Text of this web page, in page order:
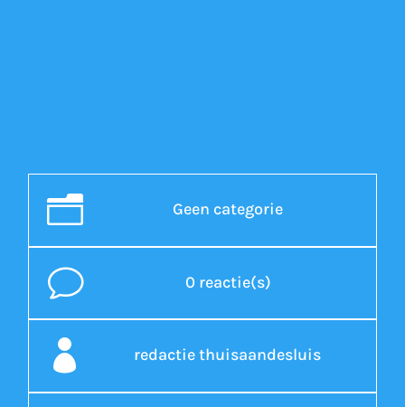
n Geen categorie
v 0 reactie(s)
 redactie thuisaandesluis